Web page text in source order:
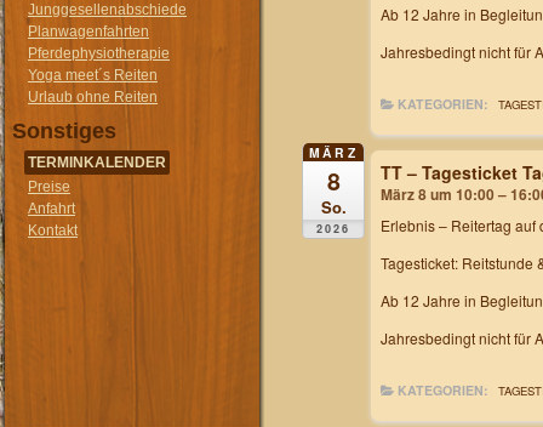
Junggesellenabschiede
Planwagenfahrten
Pferdephysiotherapie
Yoga meet´s Reiten
Urlaub ohne Reiten
Sonstiges
TERMINKALENDER
Preise
Anfahrt
Kontakt
Ab 12 Jahre in
Jahresbedingt nicht für
KATEGORIEN:
MÄRZ
8
So.
2026
TT – Tagesticket
März 8 um 10:00 –
Erlebnis – Reitertag auf
Tagesticket: Reitstunde
Ab 12 Jahre in
Jahresbedingt nicht für
KATEGORIEN: